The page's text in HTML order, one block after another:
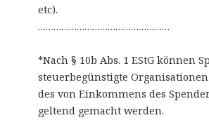
etc).
……………………………………………
*Nach § 10b Abs. 1 EStG können
steuerbegünstigte
des von Einkommens des
geltend gemacht werden.